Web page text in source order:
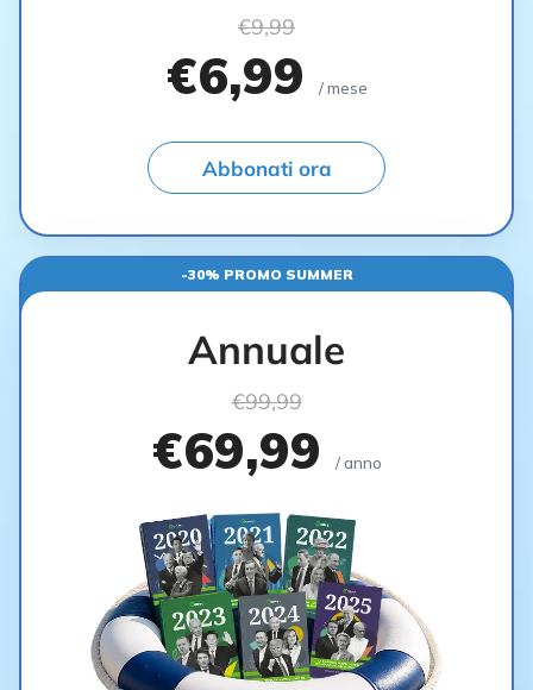
€9,99
€6,99 / mese
Abbonati ora
-30% PROMO SUMMER
Annuale
€99,99
€69,99 / anno